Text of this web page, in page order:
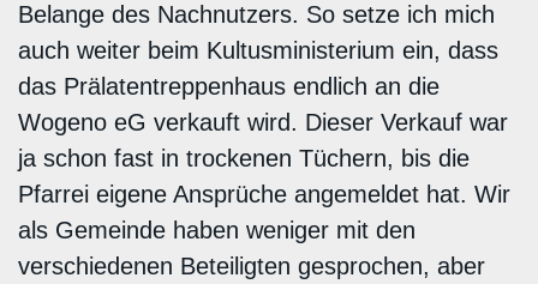
Belange des Nachnutzers. So setze ich mich
auch weiter beim Kultusministerium ein, dass
das Prälatentreppenhaus endlich an die
Wogeno eG verkauft wird. Dieser Verkauf war
ja schon fast in trockenen Tüchern, bis die
Pfarrei eigene Ansprüche angemeldet hat. Wir
als Gemeinde haben weniger mit den
verschiedenen Beteiligten gesprochen, aber